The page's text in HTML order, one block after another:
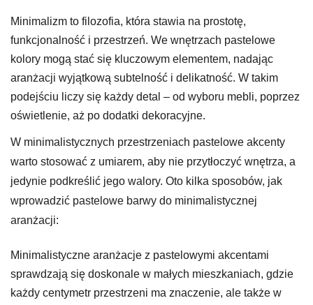
Minimalizm to filozofia, która stawia na prostotę,
funkcjonalność i przestrzeń. We wnętrzach pastelowe
kolory mogą stać się kluczowym elementem, nadając
aranżacji wyjątkową subtelność i delikatność. W takim
podejściu liczy się każdy detal – od wyboru mebli, poprzez
oświetlenie, aż po dodatki dekoracyjne.
W minimalistycznych przestrzeniach pastelowe akcenty
warto stosować z umiarem, aby nie przytłoczyć wnętrza, a
jedynie podkreślić jego walory. Oto kilka sposobów, jak
wprowadzić pastelowe barwy do minimalistycznej
aranżacji:
Minimalistyczne aranżacje z pastelowymi akcentami
sprawdzają się doskonale w małych mieszkaniach, gdzie
każdy centymetr przestrzeni ma znaczenie, ale także w